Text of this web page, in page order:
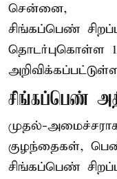
சென்னை,
சிங்கப்பெண்
தொடர்புகொள்ள
சிங்கப்பெண்
முதல்-
குழந்தைகள்,
சிங்கப்பெண்